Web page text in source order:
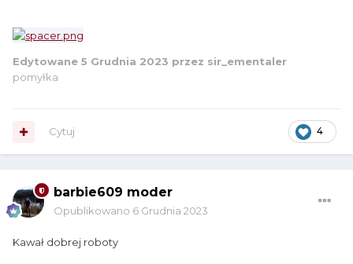
Edytowane 5 Grudnia 2023 przez sir_ementaler
pomyłka
4
Cytuj
barbie609 moder
Opublikowano 6 Grudnia 2023
Kawał dobrej roboty